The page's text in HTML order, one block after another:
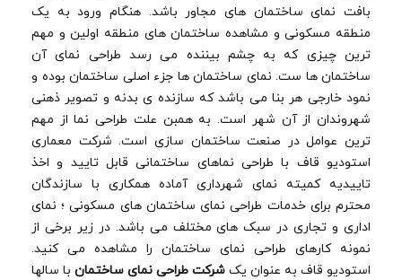
بافت نمای ساختمان های مجاور باشد. هنگام ورود به یک
منطقه مسکونی و مشاهده ساختمان های منطقه اولین و مهم
ترین چیزی که به چشم بیننده می رسد طراحی نمای آن
ساختمان ها ست. نمای ساختمان ها جزء اصلی ساختمان بوده و
نمود خارجی هر بنا می باشد که سازنده ی بدنه و تصویر ذهنی
شهروندان از آن شهر است. به همبن علت طراحی نما از مهم
ترین عوامل در صنعت ساختمان سازی است. شرکت معماری
استودیو قاف با طراحی نماهای ساختمانی قابل تایید و اخذ
تاییدیه کمیته نمای شهرداری آماده همکاری با سازندگان
محترم برای خدمات طراحی نمای ساختمان های مسکونی ؛ نمای
اداری و تجاری در سبک های مختلف می باشد. در زیر برخی از
نمونه کارهای طراحی نمای ساختمان را مشاهده می کنید.
استودیو قاف به عنوان یک شرکت طراحی نمای ساختمان با سالها